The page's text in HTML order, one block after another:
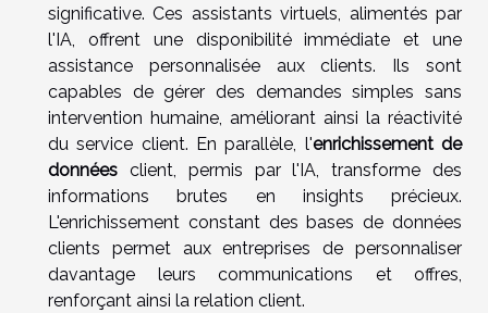
significative. Ces assistants virtuels, alimentés par
l'IA, offrent une disponibilité immédiate et une
assistance personnalisée aux clients. Ils sont
capables de gérer des demandes simples sans
intervention humaine, améliorant ainsi la réactivité
du service client. En parallèle, l'enrichissement de
données client, permis par l'IA, transforme des
informations brutes en insights précieux.
L'enrichissement constant des bases de données
clients permet aux entreprises de personnaliser
davantage leurs communications et offres,
renforçant ainsi la relation client.